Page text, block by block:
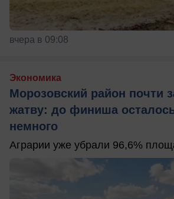
вчера в 09:08
Экономика
Морозовский район почти
жатву: до финиша
немного
Аграрии уже убрали 96,6%